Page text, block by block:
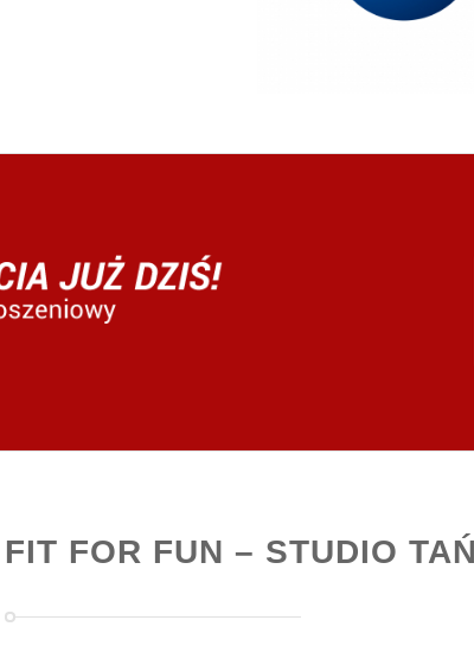
FIT FOR FUN – STUDIO